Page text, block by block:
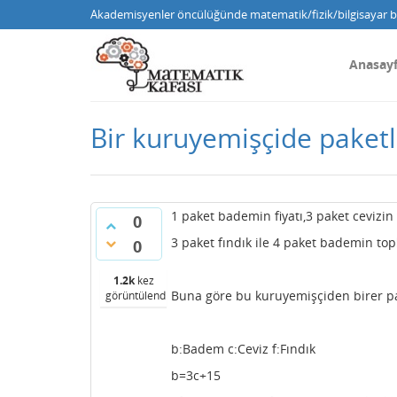
Akademisyenler öncülüğünde matematik/fizik/bilgisayar
Bir kuruyemişçide
0
0
1.2kkez
görüntülendi
1 paket bademin fiyatı,3 paket
3 paket fındık ile 4 paket bademin
Buna göre bu kuruyemişçiden birer
b:Badem c:Ceviz f:Fındık
b=3c+15